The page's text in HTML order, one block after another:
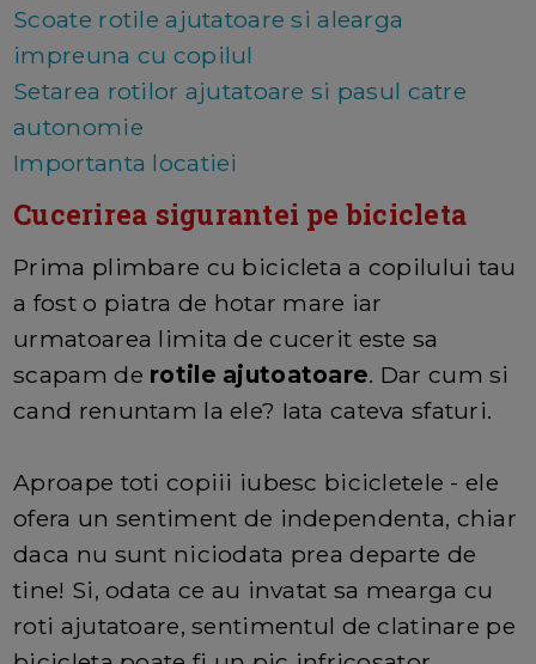
Scoate rotile ajutatoare si alearga
impreuna cu copilul
Setarea rotilor ajutatoare si pasul catre
autonomie
Importanta locatiei
Cucerirea sigurantei pe bicicleta
Prima plimbare cu bicicleta a copilului tau
a fost o piatra de hotar mare iar
urmatoarea limita de cucerit este sa
scapam de rotile ajutoatoare. Dar cum si
cand renuntam la ele? Iata cateva sfaturi.
Aproape toti copiii iubesc bicicletele - ele
ofera un sentiment de independenta, chiar
daca nu sunt niciodata prea departe de
tine! Si, odata ce au invatat sa mearga cu
roti ajutatoare, sentimentul de clatinare pe